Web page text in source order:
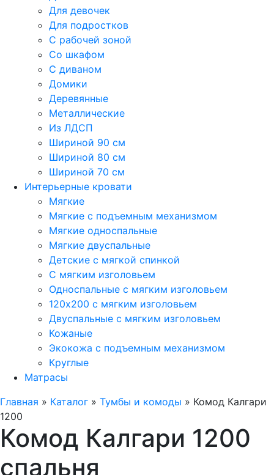
Для девочек
Для подростков
С рабочей зоной
Со шкафом
С диваном
Домики
Деревянные
Металлические
Из ЛДСП
Шириной 90 см
Шириной 80 см
Шириной 70 см
Интерьерные кровати
Мягкие
Мягкие с подъемным механизмом
Мягкие односпальные
Мягкие двуспальные
Детские с мягкой спинкой
С мягким изголовьем
Односпальные с мягким изголовьем
120х200 с мягким изголовьем
Двуспальные с мягким изголовьем
Кожаные
Экокожа с подъемным механизмом
Круглые
Матрасы
Главная » Каталог » Тумбы и комоды » Комод Калгари
1200
Комод Калгари 1200
спальня